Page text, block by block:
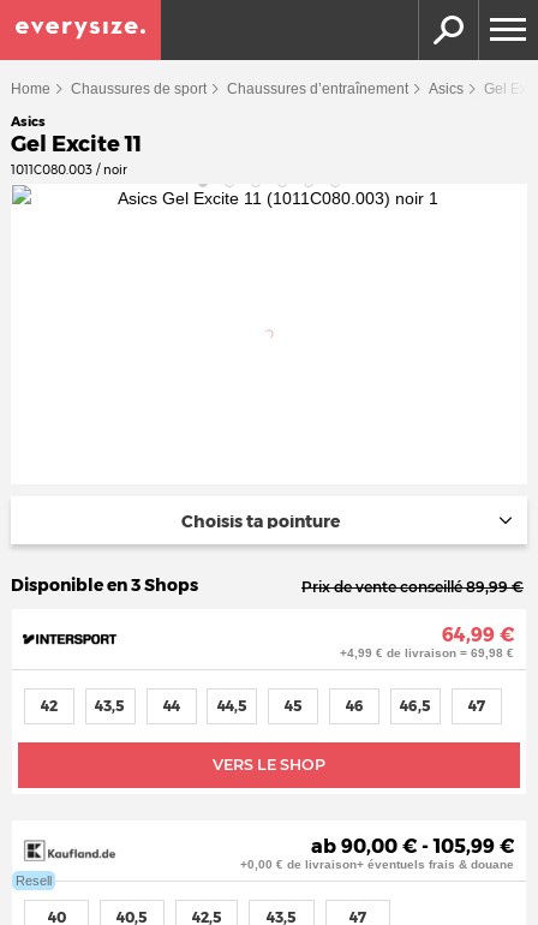
Home Chaussures de sport Chaussures d’entraînement Asics Gel
Asics
Gel Excite 11
1011C080.003 / noir
Choisis ta pointure
Disponible en 3 Shops Prix de vente conseillé 89,99 €
64,99 €
+4,99 € de livraison = 69,98 €
VERS LE SHOP
42 43,5 44 44,5 45 46 46,5 47
Resell
ab 90,00 € - 105,99 €
+0,00 € de livraison+ éventuels frais & douane
40 40,5 42,5 43,5 47